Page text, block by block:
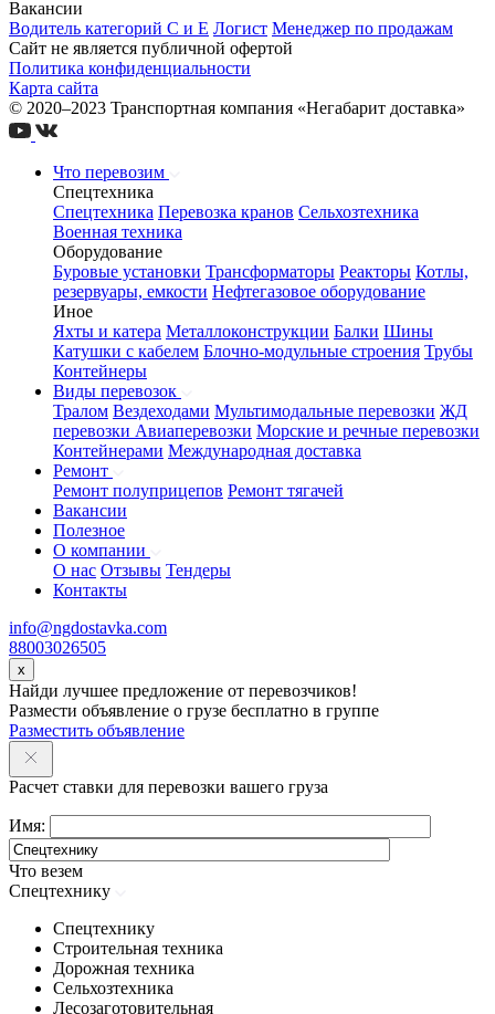
Вакансии
Водитель категорий С и Е Логист Менеджер по продажам
Сайт не является публичной офертой
Политика конфиденциальности
Карта сайта
© 2020–2023 Транспортная компания «Негабарит доставка»
Что перевозим
Спецтехника
Спецтехника Перевозка кранов Сельхозтехника
Военная техника
Оборудование
Буровые установки Трансформаторы Реакторы Котлы,
резервуары, емкости Нефтегазовое оборудование
Иное
Яхты и катера Металлоконструкции Балки Шины
Катушки с кабелем Блочно-модульные строения Трубы
Контейнеры
Виды перевозок
Тралом Вездеходами Мультимодальные перевозки ЖД
перевозки Авиаперевозки Морские и речные перевозки
Контейнерами Международная доставка
Ремонт
Ремонт полуприцепов Ремонт тягачей
Вакансии
Полезное
О компании
О нас Отзывы Тендеры
Контакты
info@ngdostavka.com
88003026505
x
Найди лучшее предложение от перевозчиков!
Размести объявление о грузе бесплатно в группе
Разместить объявление
Расчет ставки для перевозки вашего груза
Имя:
Что везем
Спецтехнику
Спецтехнику
Строительная техника
Дорожная техника
Сельхозтехника
Лесозаготовительная